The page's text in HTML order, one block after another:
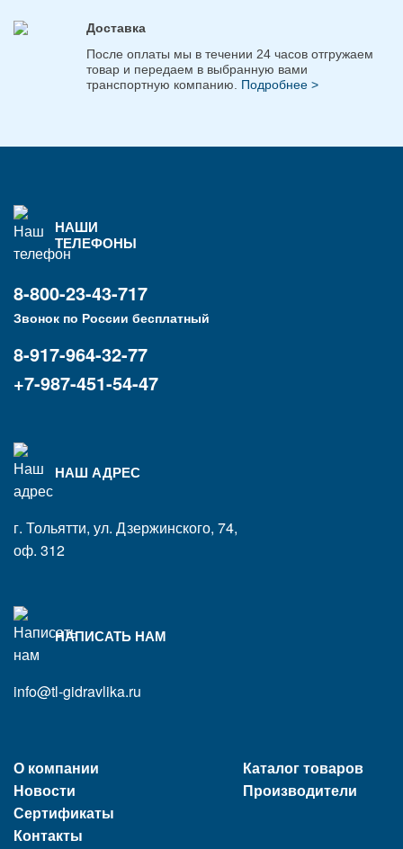
Доставка
После оплаты мы в течении 24 часов отгружаем
товар и передаем в выбранную вами
транспортную компанию. Подробнее >
НАШИ
ТЕЛЕФОНЫ
8-800-23-43-717
Звонок по России бесплатный
8-917-964-32-77
+7-987-451-54-47
НАШ АДРЕС
г. Тольятти, ул. Дзержинского, 74,
оф. 312
НАПИСАТЬ НАМ
info@tl-gidravlika.ru
О компании
Новости
Сертификаты
Контакты
Каталог товаров
Производители